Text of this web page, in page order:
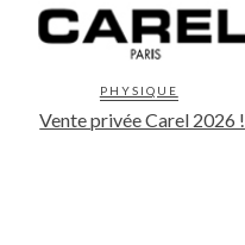
PHYSIQUE
Vente privée Carel 2026 !